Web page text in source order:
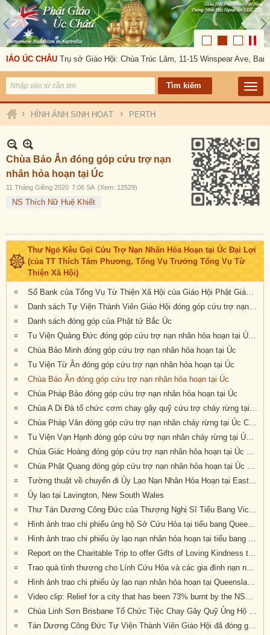
ÚC CHÂU Trụ sở Giáo Hội: Chùa Trúc Lâm, 11-15 Winspear Ave,
› HÌNH ẢNH SINH HOẠT › PERTH
Chùa Báo Ân đóng góp cứu trợ nạn
nhân hỏa hoạn tại Úc
11 Tháng Giêng 2020 7:06 SA (Xem: 12529)
NS Thích Nữ Huệ Khiết
Thư Ngỏ Kêu Gọi Cứu Trợ Nạn Nhân Hỏa Hoạn tại Úc Đại Lợi
(của TT Thích Tâm Phương, Tổng Vụ Trưởng Tổng Vụ Từ
Thiện Xã Hội)
Sổ Bank của Tổng Vụ Từ Thiện Xã Hội của Giáo Hội Phật Giáo Việt Nam Thống Nhất Hải Ngoại tại Úc Đại Lợi- Tân Tây Lan
Danh sách Tự Viện Thành Viên Giáo Hội đóng góp cứu trợ nạn nhân hỏa hoạn tại Úc
Danh sách đóng góp của Phật tử Bắc Úc
Tu Viện Quảng Đức đóng góp cứu trợ nạn nhân hỏa hoạn tại Úc Châu
Chùa Bảo Minh đóng góp cứu trợ nạn nhân hỏa hoạn tại Úc
Tu Viện Từ Ân đóng góp cứu trợ nạn nhân hỏa hoạn tại Úc
Chùa Báo Ân đóng góp cứu trợ nạn nhân hỏa hoạn tại Úc
Chùa Pháp Bảo đóng góp cứu trợ nạn nhân hỏa hoạn tại Úc
Chùa A Di Đà tổ chức cơm chay gây quỹ cứu trợ cháy rừng tại Úc châu (19.01.2020) 19/1/2020
Chùa Pháp Vân đóng góp cứu trợ nạn nhân cháy rừng tại Úc Châu
Tu Viện Vạn Hạnh đóng góp cứu trợ nạn nhân cháy rừng tại Úc Châu
Chùa Giác Hoàng đóng góp cứu trợ nạn nhân hỏa hoạn tại Úc Châu
Chùa Phật Quang đóng góp cứu trợ nạn nhân hỏa hoạn tại Úc Châu
Tường thuật về chuyến đi Ủy Lạo Nạn Nhân Hỏa Hoạn tại East Gippsland, VIC và Lavington, NSW
Ủy lạo tại Lavington, New South Wales
Thư Tán Dương Công Đức của Thượng Nghị Sĩ Tiểu Bang Victoria Tiến Sĩ Kiều Tiến Dũng gởi đến Chư Tôn Đức & Tự Viện thành viên Giáo Hội trong công cuộc đóng góp ủy lạo nạn nhân hỏa hoạn tại Úc Châu (Appreciation letters from Dr Kieu Tien Dung, State Member for South-Eastern Metropolitan Region, Victoria, Australia)
Hình ảnh trao chi phiếu ủng hộ Sở Cứu Hỏa tại tiểu bang Queensland, Úc Châu
Hình ảnh trao chi phiếu ủy lạo nạn nhân hỏa hoạn tại tiểu bang New South Wales (đợt 2)
Report on the Charitable Trip to offer Gifts of Loving Kindness to Bushfire Survivors in Victoria, New South Wales and Queensland
Trao quà tình thương cho Lính Cứu Hỏa và các gia đình nạn nhân hỏa hoạn tại Wandandian, New South Wales ngày 12/2/2020
Hình ảnh trao chi phiếu ủy lạo nạn nhân hỏa hoạn tại Queensland đợt 2
Video clip: Relief for a city that has been 73% burnt by the NSW bushfires | Vietnamese Buddhists in Australia
Chùa Linh Sơn Brisbane Tổ Chức Tiệc Chay Gây Quỹ Ủng Hộ Nạn Nhân Hỏa Hoạn Úc Châu (tối Thứ Bảy 15/2/2020)
Tán Dương Công Đức Tự Viện Thành Viên Giáo Hội đã đóng góp tịnh tài giúp đỡ nạn nhân hỏa hoạn tại Úc Châu